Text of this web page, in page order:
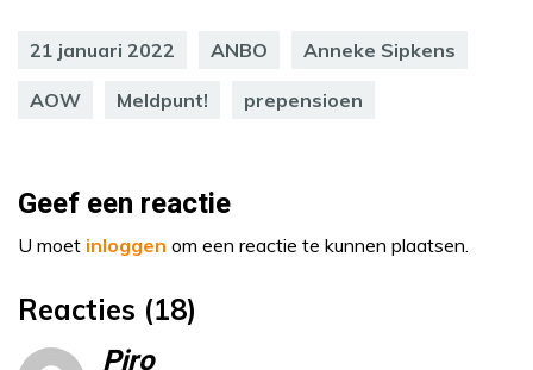
21 januari 2022 ANBO Anneke Sipkens
AOW Meldpunt! prepensioen
Geef een reactie
U moet inloggen om een reactie te kunnen plaatsen.
Reacties (18)
Piro